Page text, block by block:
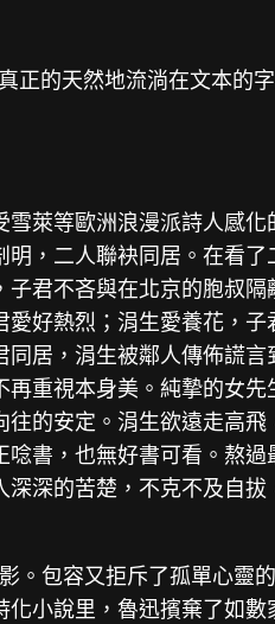
正的天然地流淌在文本的
萊等歐洲浪漫派詩人感
，二人聯袂同居。在看
君不吝與在北京的胞叔
好熱烈；涓生愛養花，
居，涓生被鄰人傳佈謊
重視本身美。純摯的女
的安定。涓生欲遠走高
書，也無好書可看。熬
深的苦楚，不克不及自
包容又拒斥了孤單心靈
小說里，魯迅擯棄了如